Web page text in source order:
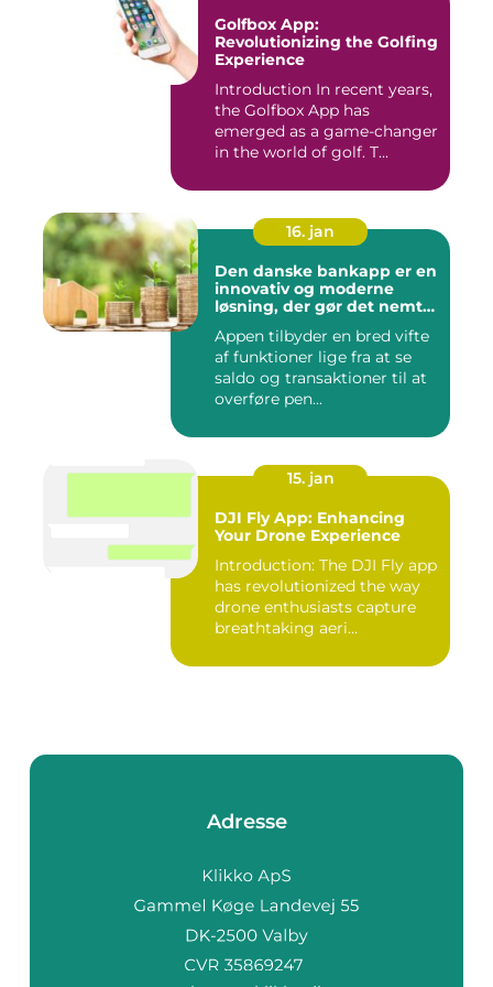
Golfbox App:
Revolutionizing the Golfing
Experience
Introduction In recent years,
the Golfbox App has
emerged as a game-changer
in the world of golf. T...
16. jan
Den danske bankapp er en
innovativ og moderne
løsning, der gør det nemt
at administrere deres
økonomiske forhold
Appen tilbyder en bred vifte
af funktioner lige fra at se
saldo og transaktioner til at
overføre pen...
15. jan
DJI Fly App: Enhancing
Your Drone Experience
Introduction: The DJI Fly app
has revolutionized the way
drone enthusiasts capture
breathtaking aeri...
Adresse